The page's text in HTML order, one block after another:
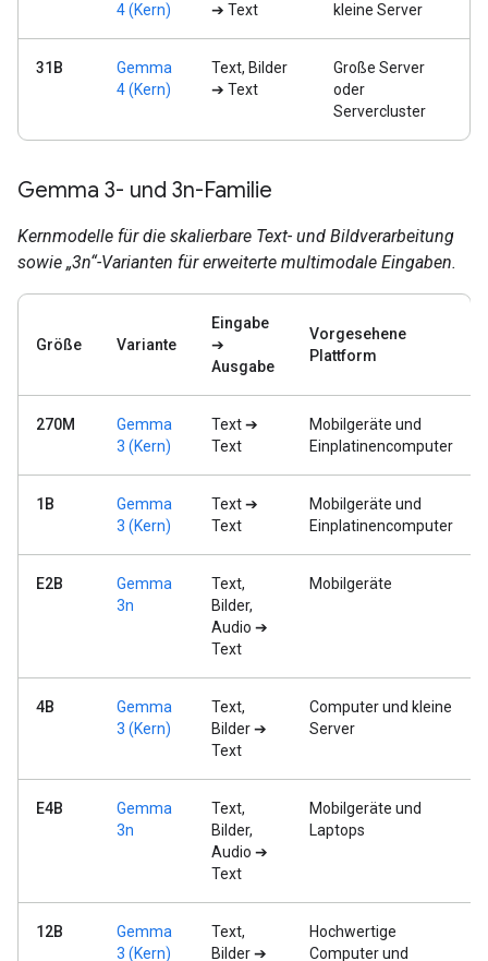
4 (Kern)
➔ Text
kleine Server
31B
Gemma
4 (Kern)
Text, Bilder
➔ Text
Große Server
oder
Servercluster
Gemma 3- und 3n-Familie
Kernmodelle für die skalierbare Text- und Bildverarbeitung
sowie „3n“-Varianten für erweiterte multimodale Eingaben.
Größe Variante
Eingabe
➔
Ausgabe
Vorgesehene
Plattform
270M
Gemma
3 (Kern)
Text ➔
Text
Mobilgeräte und
Einplatinencomputer
1B
Gemma
3 (Kern)
Text ➔
Text
Mobilgeräte und
Einplatinencomputer
E2B
Gemma
3n
Text,
Bilder,
Audio ➔
Text
Mobilgeräte
4B
Gemma
3 (Kern)
Text,
Bilder ➔
Text
Computer und kleine
Server
E4B
Gemma
3n
Text,
Bilder,
Audio ➔
Text
Mobilgeräte und
Laptops
12B
Gemma
3 (Kern)
Text,
Bilder ➔
Hochwertige
Computer und